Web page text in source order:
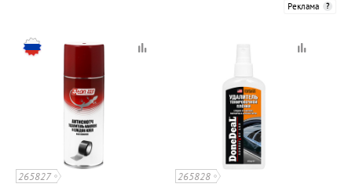
Реклама
265827 265828